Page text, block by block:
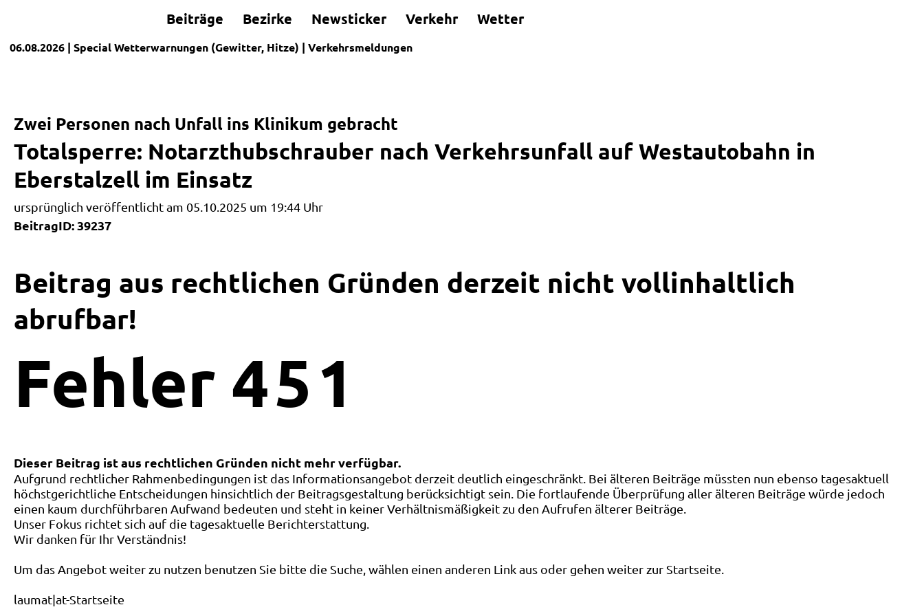
Beiträge Bezirke Newsticker Verkehr Wetter
06.08.2026 | SpecialWetterwarnungen (Gewitter, Hitze) | Verkehrsmeldungen
Zwei Personen nach Unfall ins Klinikum gebracht
Totalsperre: Notarzthubschrauber nach Verkehrsunfall auf Westautobahn in
Eberstalzell im Einsatz
ursprünglich veröffentlicht am 05.10.2025 um 19:44 Uhr
BeitragID: 39237
Beitrag aus rechtlichen Gründen derzeit nicht vollinhaltlich
abrufbar!
Fehler 4 5 1
Dieser Beitrag ist aus rechtlichen Gründen nicht mehr verfügbar.
Aufgrund rechtlicher Rahmenbedingungen ist das Informationsangebot derzeit deutlich eingeschränkt. Bei älteren Beiträge müssten nun ebenso tagesaktuell
höchstgerichtliche Entscheidungen hinsichtlich der Beitragsgestaltung berücksichtigt sein. Die fortlaufende Überprüfung aller älteren Beiträge würde jedoch
einen kaum durchführbaren Aufwand bedeuten und steht in keiner Verhältnismäßigkeit zu den Aufrufen älterer Beiträge.
Unser Fokus richtet sich auf die tagesaktuelle Berichterstattung.
Wir danken für Ihr Verständnis!
Um das Angebot weiter zu nutzen benutzen Sie bitte die Suche, wählen einen anderen Link aus oder gehen weiter zur Startseite.
laumat|at-Startseite